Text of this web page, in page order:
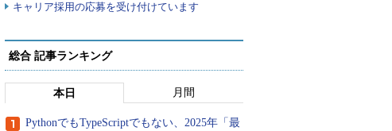
キャリア採用の応募を受け付けています
総合 記事ランキング
本日 月間
PythonでもTypeScriptでもない、2025年「最